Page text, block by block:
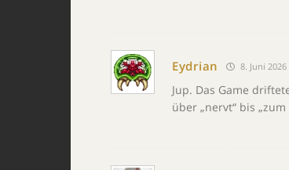
Eydrian 8. Juni 2026
Jup. Das Game
über „nervt“ bis